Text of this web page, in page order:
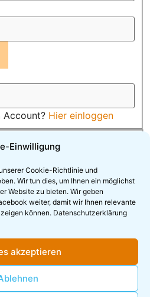
Einwilligung
Cookie-Richtlinie und
Wir tun dies, um Ihnen ein möglichst
Website zu bieten. Wir geben
weiter, damit wir Ihnen relevante
können. Datenschutzerklärung
akzeptieren
Account? Hier einloggen
für den Newsletter
an